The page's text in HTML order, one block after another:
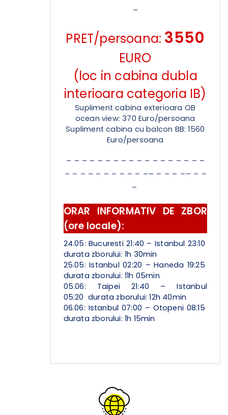
PRET/persoana: 3550
EURO
(loc in cabina dubla
interioara categoria IB)
Supliment cabina exterioara OB
ocean view: 370 Euro/persoana
Supliment cabina cu balcon BB: 1560
Euro/persoana
ORAR INFORMATIV DE ZBOR
(ore locale):
24.05: Bucuresti 21:40 – Istanbul 23:10
durata zborului: 1h 30min
25.05: Istanbul 02:20 – Haneda 19:25
durata zborului: 11h 05min
05.06: Taipei 21:40 – Istanbul
05:20durata zborului: 12h 40min
06.06: Istanbul 07:00 – Otopeni 08:15
durata zborului: 1h 15min